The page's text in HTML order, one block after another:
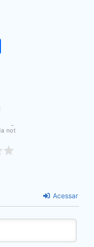
not
Acessar